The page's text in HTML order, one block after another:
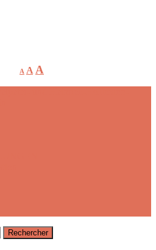
A A A